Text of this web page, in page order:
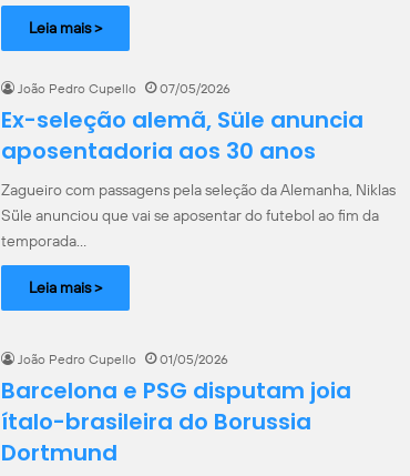
Leia mais >
João Pedro Cupello 07/05/2026
Ex-seleção alemã, Süle anuncia
aposentadoria aos 30 anos
Zagueiro com passagens pela seleção da Alemanha, Niklas
Süle anunciou que vai se aposentar do futebol ao fim da
temporada…
Leia mais >
João Pedro Cupello 01/05/2026
Barcelona e PSG disputam joia
ítalo-brasileira do Borussia
Dortmund